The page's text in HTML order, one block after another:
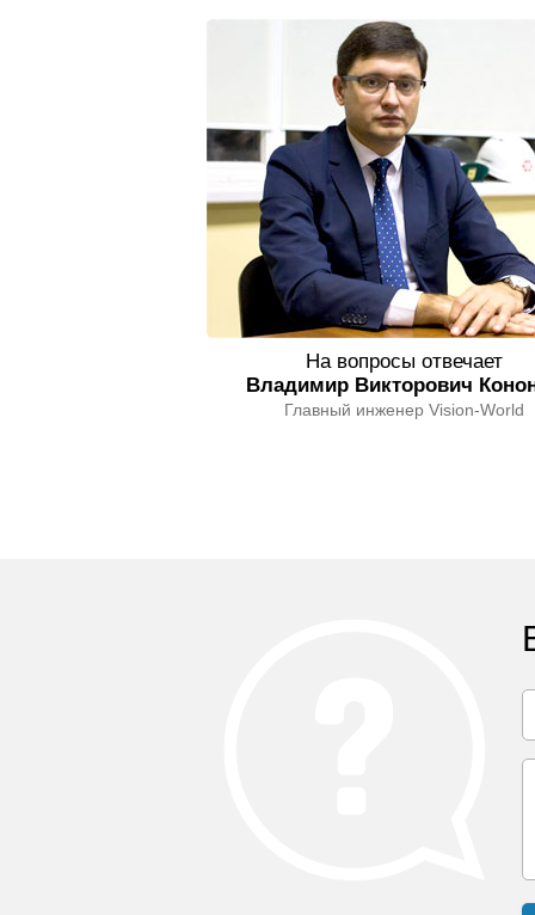
На вопросы отвечает
Владимир Викторович
Главный инженер Vision-World